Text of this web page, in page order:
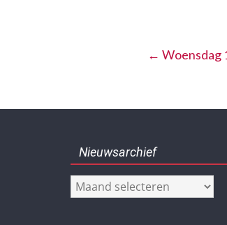
← Woensdag
Nieuwsarchief
Nieuwsarchief